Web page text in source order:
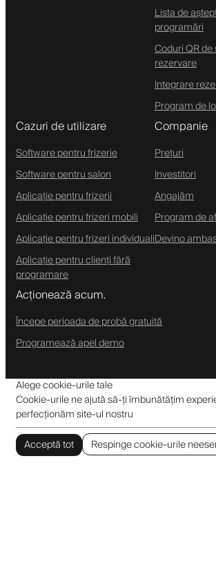
Lista de
programări
Coduri QR
rezervare
Integrare
Program de
Cazuri de utilizare
Software pentru frizerie
Software pentru salon
Aplicație pentru frizerii
Aplicație pentru frizeri mobili
Aplicație pentru frizeri individuali
Aplicație pentru clienți fără
programare
Companie
Prețuri
Investitori
Angajăm
Program de
Devino
Acționează acum.
Începe perioada de probă gratuită
Programează apel demo
Alege cookie-urile tale
Cookie-urile ne ajută să-ți îmbunătățim
perfecționăm site-ul nostru
Acceptă tot
Respinge cookie-urile